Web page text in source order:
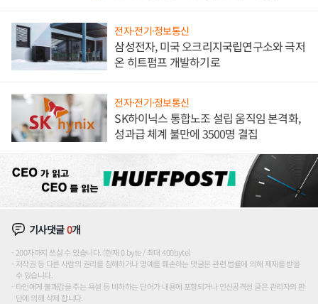
전자·전기·정보통신
삼성전자, 미국 오크리지국립연구소와 극저
온 히트펌프 개발하기로
전자·전기·정보통신
SK하이닉스 통합노조 설립 움직임 본격화,
성과급 체계 불만에 3500명 결집
기사댓글0개
200자까지 쓰실 수 있습니다. (현재 0 byte / 최대 400byte)
저작권 등 다른 사람의 권리를 침해하거나 명예를 훼손하는 댓글은 관련 법률에 의해 제재를 받을
수 있습니다.
타인에게 불쾌감을 주는 욕설 등 비하하는 단어가 내용에 포함되거나 인신공격성 글은 관리자의 판
단에 의해 삭제 합니다.